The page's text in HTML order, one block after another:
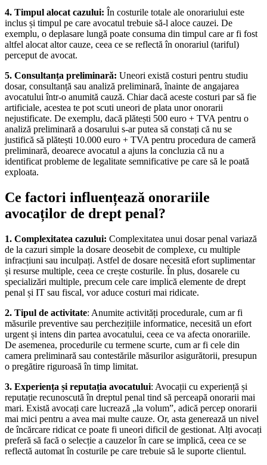
4. Timpul alocat cazului: În costurile totale ale onorariului este
inclus și timpul pe care avocatul trebuie să-l aloce cauzei. De
exemplu, o deplasare lungă poate consuma din timpul care ar fi fost
altfel alocat altor cauze, ceea ce se reflectă în onorariul (tariful)
perceput de avocat.
5. Consultanța preliminară: Uneori există costuri pentru studiu
dosar, consultanță sau analiză preliminară, înainte de angajarea
avocatului într-o anumită cauză. Chiar dacă aceste costuri par să fie
artificiale, acestea te pot scuti uneori de plata unor onorarii
nejustificate. De exemplu, dacă plătești 500 euro + TVA pentru o
analiză preliminară a dosarului s-ar putea să constați că nu se
justifică să plătești 10.000 euro + TVA pentru procedura de cameră
preliminară, deoarece avocatul a ajuns la concluzia că nu a
identificat probleme de legalitate semnificative pe care să le poată
exploata.
Ce factori influențează onorariile
avocaților de drept penal?
1. Complexitatea cazului: Complexitatea unui dosar penal variază
de la cazuri simple la dosare deosebit de complexe, cu multiple
infracțiuni sau inculpați. Astfel de dosare necesită efort suplimentar
și resurse multiple, ceea ce crește costurile. În plus, dosarele cu
specializări multiple, precum cele care implică elemente de drept
penal și IT sau fiscal, vor aduce costuri mai ridicate.
2. Tipul de activitate: Anumite activități procedurale, cum ar fi
măsurile preventive sau perchezițiile informatice, necesită un efort
urgent și intens din partea avocatului, ceea ce va afecta onorariile.
De asemenea, procedurile cu termene scurte, cum ar fi cele din
camera preliminară sau contestările măsurilor asigurătorii, presupun
o pregătire riguroasă în timp limitat.
3. Experiența și reputația avocatului: Avocații cu experiență și
reputație recunoscută în dreptul penal tind să perceapă onorarii mai
mari. Există avocați care lucrează „la volum”, adică percep onorarii
mai mici pentru a avea mai multe cauze. Or, asta generează un nivel
de încărcare ridicat ce poate fi uneori dificil de gestionat. Alți avocați
preferă să facă o selecție a cauzelor în care se implică, ceea ce se
reflectă automat în costurile pe care trebuie să le suporte clientul.